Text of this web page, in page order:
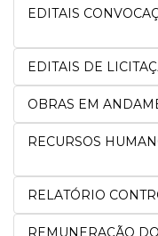
EDITAIS
EDITAIS DE
OBRAS EM
RECURSOS
RELATÓRIO
REMUNERAÇÃO